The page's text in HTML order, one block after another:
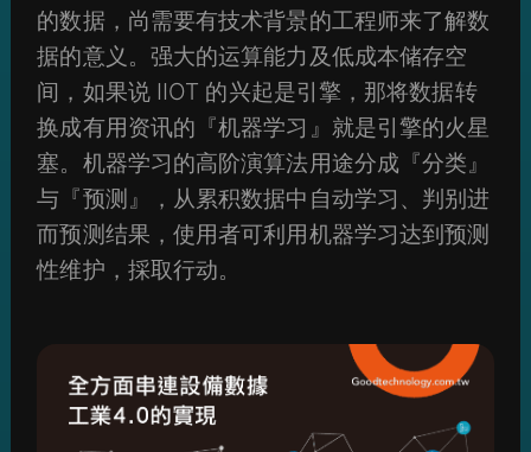
的数据，尚需要有技术背景的工程师来了解数
据的意义。强大的运算能力及低成本储存空
间，如果说 IIOT 的兴起是引擎，那将数据转
换成有用资讯的『机器学习』就是引擎的火星
塞。机器学习的高阶演算法用途分成『分类』
与『预测』，从累积数据中自动学习、判别进
而预测结果，使用者可利用机器学习达到预测
性维护，採取行动。